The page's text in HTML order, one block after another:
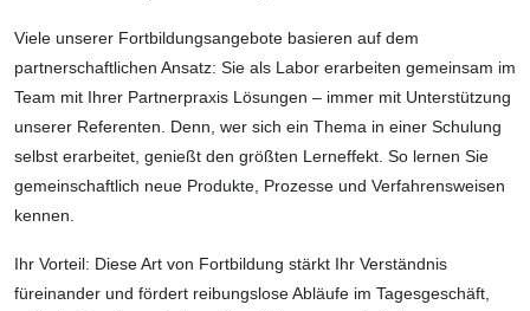
Viele unserer Fortbildungsangebote basieren auf dem
partnerschaftlichen Ansatz: Sie als Labor erarbeiten gemeinsam im
Team mit Ihrer Partnerpraxis Lösungen – immer mit Unterstützung
unserer Referenten. Denn, wer sich ein Thema in einer Schulung
selbst erarbeitet, genießt den größten Lerneffekt. So lernen Sie
gemeinschaftlich neue Produkte, Prozesse und Verfahrensweisen
kennen.
Ihr Vorteil: Diese Art von Fortbildung stärkt Ihr Verständnis
füreinander und fördert reibungslose Abläufe im Tagesgeschäft,